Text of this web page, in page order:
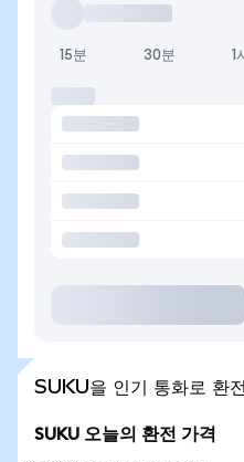
15분 30분 1
SUKU을 인기 통화로 환
SUKU 오늘의 환전 가격